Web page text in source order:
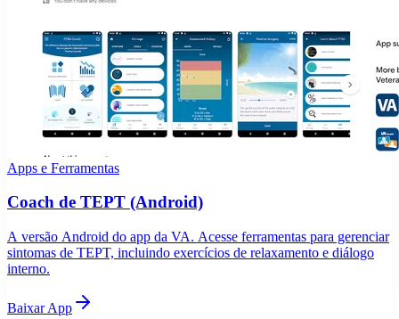
Apps e Ferramentas
Coach de TEPT (Android)
A versão Android do app da VA. Acesse ferramentas para gerenciar
sintomas de TEPT, incluindo exercícios de relaxamento e diálogo
interno.
Baixar App